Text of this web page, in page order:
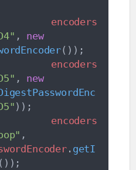
encoders
" ,
new
( ) ) ;
encoders
" ,
new
" ) ) ;
encoders
" ,
. getI
) ) ;